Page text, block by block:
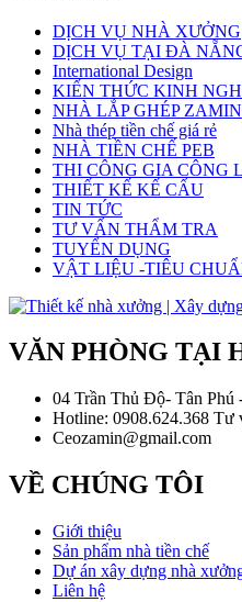
DỊCH VỤ NHÀ XƯỞNG
DỊCH VỤ TẠI ĐÀ
International Design
KIẾN THỨC KINH
NHÀ LẮP GHÉP ZAMIN
Nhà thép tiền chế giá rẻ
NHÀ TIỀN CHẾ PEB
THI CÔNG GIA CÔNG
THIẾT KẾ KẾ CẤU
TIN TỨC
TƯ VẤN THẨM TRA
TUYỂN DỤNG
VẬT LIỆU -TIÊU
VĂN PHÒNG TẠI
04 Trần Thủ Độ- Tân Phú
Hotline: 0908.624.368 Tư
Ceozamin@gmail.com
VỀ CHÚNG TÔI
Giới thiệu
Sản phẩm nhà tiền chế
Dự án xây dựng nhà
Liên hệ